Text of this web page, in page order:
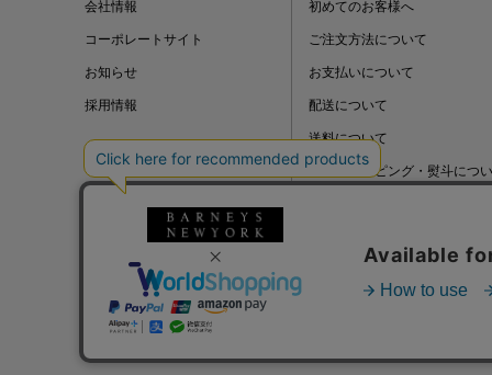
会社情報
コーポレートサイト
お知らせ
採用情報
初めてのお客様へ
ご注文方法について
お支払いについて
配送について
送料について
ギフトラッピング・熨斗につ